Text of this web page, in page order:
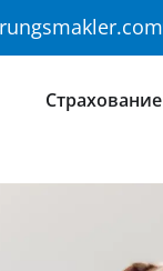
Страхование